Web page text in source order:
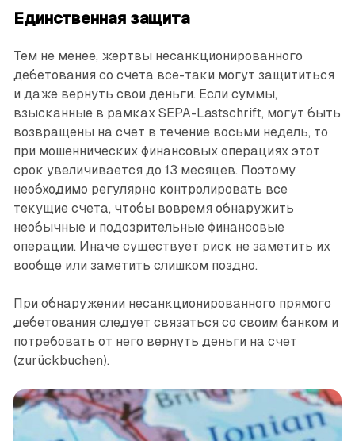
Единственная защита
Тем не менее, жертвы несанкционированного
дебетования со счета все-таки могут защититься
и даже вернуть свои деньги. Если суммы,
взысканные в рамках SEPA-Lastschrift, могут быть
возвращены на счет в течение восьми недель, то
при мошеннических финансовых операциях этот
срок увеличивается до 13 месяцев. Поэтому
необходимо регулярно контролировать все
текущие счета, чтобы вовремя обнаружить
необычные и подозрительные финансовые
операции. Иначе существует риск не заметить их
вообще или заметить слишком поздно.
При обнаружении несанкционированного прямого
дебетования следует связаться со своим банком и
потребовать от него вернуть деньги на счет
(zurückbuchen).